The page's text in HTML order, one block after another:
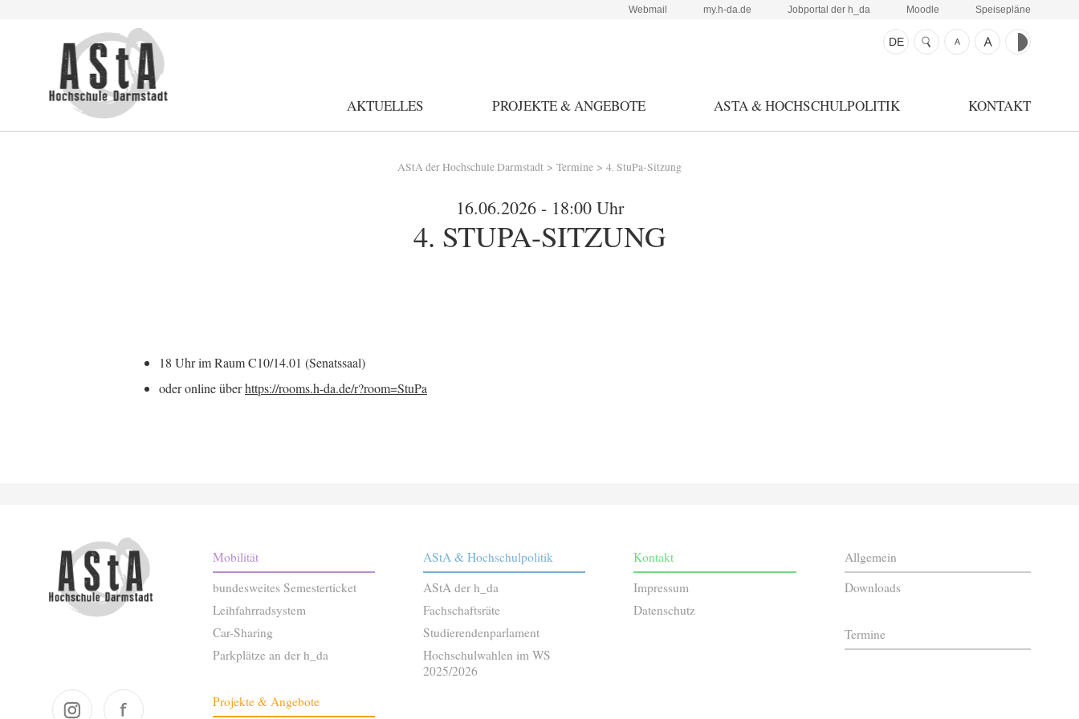
Webmail my.h-da.de Jobportal der h_da Moodle Speisepläne
AKTUELLES PROJEKTE & ANGEBOTE ASTA & HOCHSCHULPOLITIK KONTAKT
DE
SucheSchrift kleiner
AStA der Hochschule Darmstadt > Termine > 4. StuPa-Sitzung
16.06.2026 - 18:00 Uhr
4. STUPA-SITZUNG
18 Uhr im Raum C10/14.01 (Senatssaal)
oder online überhttps://rooms.h-da.de/r?room=StuPa
Mobilität
bundesweites Semesterticket
Leihfahrradsystem
Car-Sharing
Parkplätze an der h_da
Projekte & Angebote
AStA & Hochschulpolitik
AStA der h_da
Fachschaftsräte
Studierendenparlament
Hochschulwahlen im WS
2025/2026
Kontakt
Impressum
Datenschutz
Allgemein
Downloads
Termine